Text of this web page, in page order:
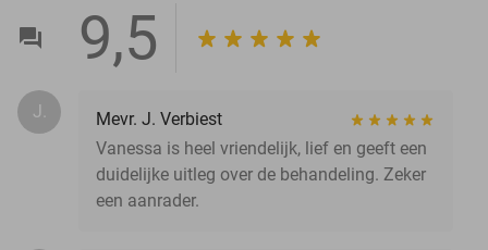
9,5
J.
Mevr. J. Verbiest
Vanessa is heel vriendelijk, lief en geeft een
duidelijke uitleg over de behandeling. Zeker
een aanrader.